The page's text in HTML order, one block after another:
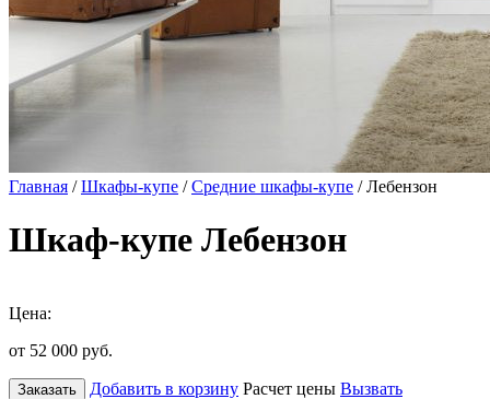
Главная /Шкафы-купе /Средние шкафы-купе / Лебензон
Шкаф-купе Лебензон
Цена:
от 52 000 руб.
Заказать Добавить в корзину Расчет цены Вызвать